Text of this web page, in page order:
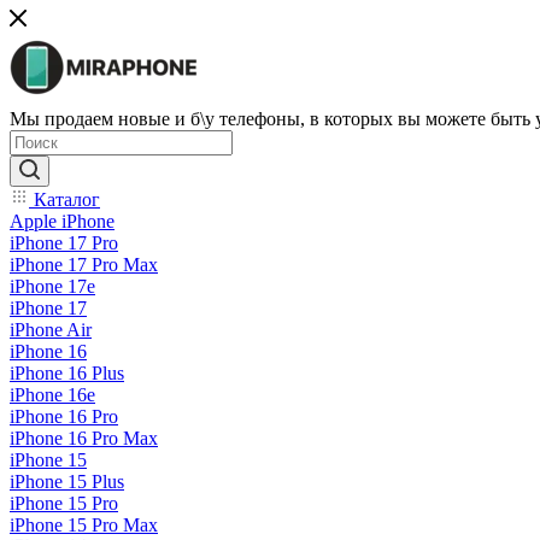
Мы продаем новые и б\у телефоны, в которых вы можете быть
Каталог
Apple iPhone
iPhone 17 Pro
iPhone 17 Pro Max
iPhone 17e
iPhone 17
iPhone Air
iPhone 16
iPhone 16 Plus
iPhone 16e
iPhone 16 Pro
iPhone 16 Pro Max
iPhone 15
iPhone 15 Plus
iPhone 15 Pro
iPhone 15 Pro Max